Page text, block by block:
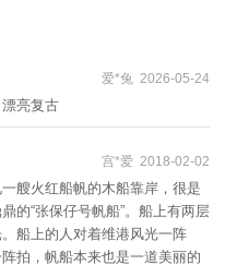
爱*兔 2026-05-24
亮复古
宫*爱 2018-02-02
艘火红船帆的木船靠岸，很是
的“张保仔号帆船”。船上有两层
船上的人对着维港风光一阵
拍，帆船本来也是一道美丽的